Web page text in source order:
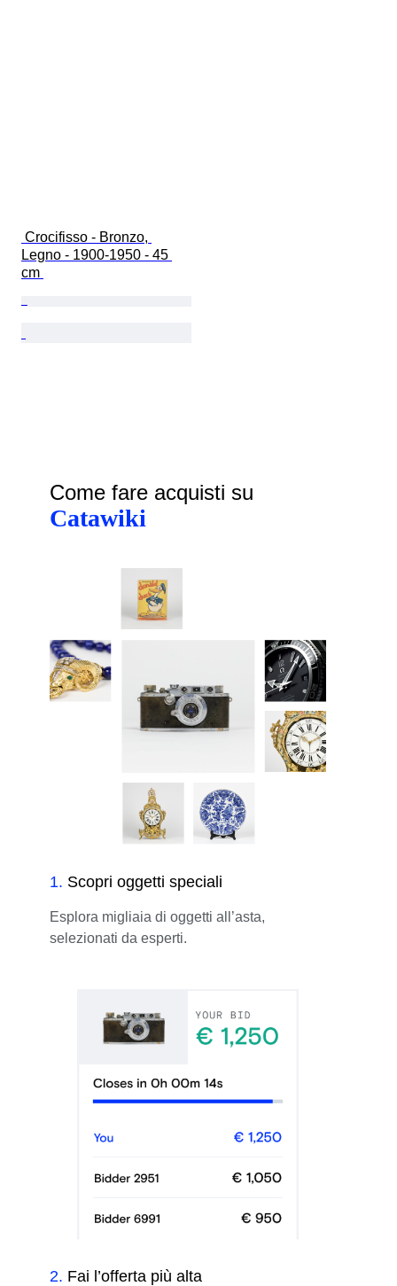
Legno - 1900-1950 - 45
cm
Come fare acquisti su
Catawiki
1. Scopri oggetti speciali
Esplora migliaia di oggetti all’asta,
selezionati da esperti.
2. Fai l’offerta più alta